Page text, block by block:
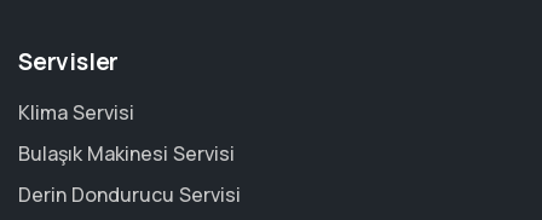
Servisler
Klima Servisi
Bulaşık Makinesi Servisi
Derin Dondurucu Servisi